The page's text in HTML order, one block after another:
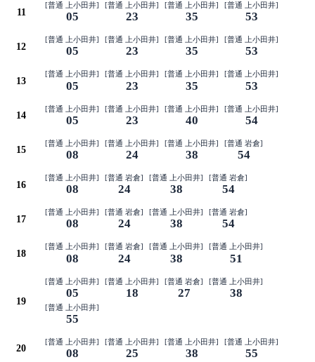
11
[普通 上小田井]
05
[普通 上小田井]
23
[普通 上小田井]
35
[普通 上小田井]
53
12
[普通 上小田井]
05
[普通 上小田井]
23
[普通 上小田井]
35
[普通 上小田井]
53
13
[普通 上小田井]
05
[普通 上小田井]
23
[普通 上小田井]
35
[普通 上小田井]
53
14
[普通 上小田井]
05
[普通 上小田井]
23
[普通 上小田井]
40
[普通 上小田井]
54
15
[普通 上小田井]
08
[普通 上小田井]
24
[普通 上小田井]
38
[普通 岩倉]
54
16
[普通 上小田井]
08
[普通 岩倉]
24
[普通 上小田井]
38
[普通 岩倉]
54
17
[普通 上小田井]
08
[普通 岩倉]
24
[普通 上小田井]
38
[普通 岩倉]
54
18
[普通 上小田井]
08
[普通 岩倉]
24
[普通 上小田井]
38
[普通 上小田井]
51
19
[普通 上小田井]
05
[普通 上小田井]
18
[普通 岩倉]
27
[普通 上小田井]
38
[普通 上小田井]
55
20
[普通 上小田井]
08
[普通 上小田井]
25
[普通 上小田井]
38
[普通 上小田井]
55